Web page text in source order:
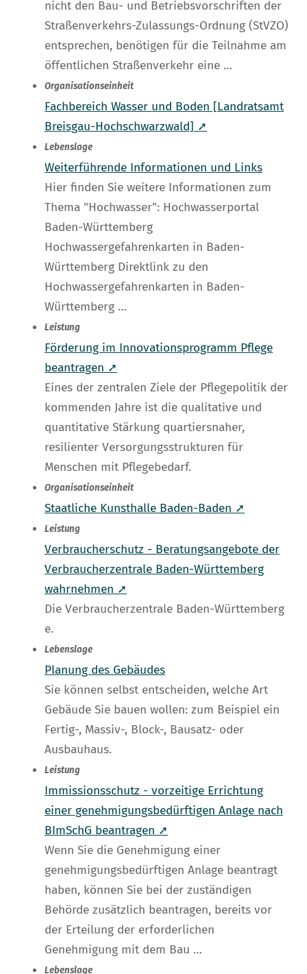
nicht den Bau- und Betriebsvorschriften der
Straßenverkehrs-Zulassungs-Ordnung (StVZO)
entsprechen, benötigen für die Teilnahme am
öffentlichen Straßenverkehr eine …
Organisationseinheit
Fachbereich Wasser und Boden [Landratsamt
Breisgau-Hochschwarzwald] ➚
Lebenslage
Weiterführende Informationen und Links
Hier finden Sie weitere Informationen zum
Thema "Hochwasser": Hochwasserportal
Baden-Württemberg
Hochwassergefahrenkarten in Baden-
Württemberg Direktlink zu den
Hochwassergefahrenkarten in Baden-
Württemberg …
Leistung
Förderung im Innovationsprogramm Pflege
beantragen ➚
Eines der zentralen Ziele der Pflegepolitik der
kommenden Jahre ist die qualitative und
quantitative Stärkung quartiersnaher,
resilienter Versorgungsstrukturen für
Menschen mit Pflegebedarf.
Organisationseinheit
Staatliche Kunsthalle Baden-Baden ➚
Leistung
Verbraucherschutz - Beratungsangebote der
Verbraucherzentrale Baden-Württemberg
wahrnehmen ➚
Die Verbraucherzentrale Baden-Württemberg
e.
Lebenslage
Planung des Gebäudes
Sie können selbst entscheiden, welche Art
Gebäude Sie bauen wollen: zum Beispiel ein
Fertig-, Massiv-, Block-, Bausatz- oder
Ausbauhaus.
Leistung
Immissionsschutz - vorzeitige Errichtung
einer genehmigungsbedürftigen Anlage nach
BImSchG beantragen ➚
Wenn Sie die Genehmigung einer
genehmigungsbedürftigen Anlage beantragt
haben, können Sie bei der zuständigen
Behörde zusätzlich beantragen, bereits vor
der Erteilung der erforderlichen
Genehmigung mit dem Bau …
Lebenslage